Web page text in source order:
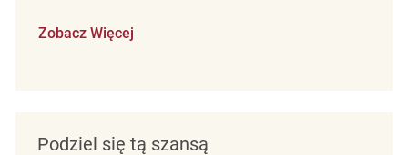
Zobacz Więcej
Podziel się tą szansą